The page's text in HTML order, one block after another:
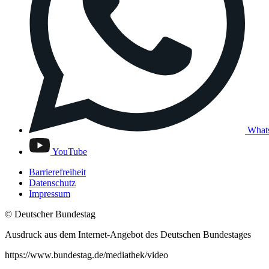
YouTube
Barrierefreiheit
Datenschutz
Impressum
© Deutscher Bundestag
Ausdruck aus dem Internet-Angebot des Deutschen Bundestages
https://www.bundestag.de/mediathek/video